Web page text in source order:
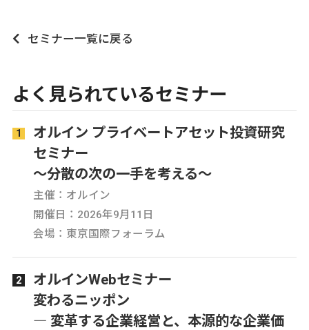
セミナー一覧に戻る
よく見られているセミナー
オルイン プライベートアセット投資研究
セミナー
～分散の次の一手を考える～
主催：オルイン
開催日：2026年9月11日
会場：東京国際フォーラム
オルインWebセミナー
変わるニッポン
― 変革する企業経営と、本源的な企業価